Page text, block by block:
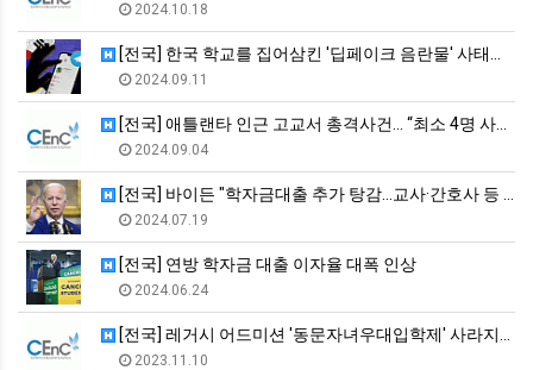
2024.10.18
[전국] 한국 학교를 집어삼킨 '딥페이크 음란물' 사태를 들여다…
2024.09.11
[전국] 애틀랜타 인근 고교서 총격사건… “최소 4명 사망·9명…
2024.09.04
[전국] 바이든 "학자금대출 추가 탕감…교사·간호사 등 3만5천…
2024.07.19
[전국] 연방 학자금 대출 이자율 대폭 인상
2024.06.24
[전국] 레거시 어드미션 '동문자녀우대입학제' 사라지나…상원에…
2023.11.10